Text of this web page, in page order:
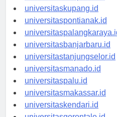
universitasdenpasar.id
universitaskupang.id
universitaspontianak.id
universitaspalangkaraya.id
universitasbanjarbaru.id
universitastanjungselor.id
universitasmanado.id
universitaspalu.id
universitasmakassar.id
universitaskendari.id